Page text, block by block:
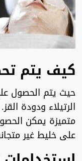
كيف يتم
حيث يتم الحصول
الرتيلاء ودودة
متميزة يمكن
على خليط غير